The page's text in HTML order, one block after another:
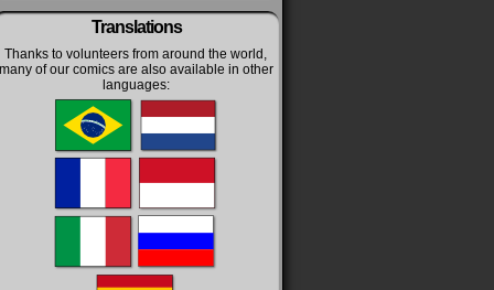
Translations
Thanks to volunteers from around the world,
many of our comics are also available in other
languages: